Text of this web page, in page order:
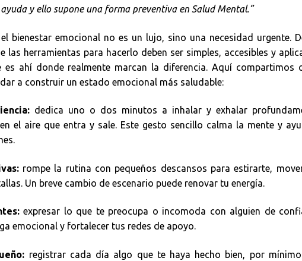
y ello supone una forma preventiva en Salud Mental.”
bienestar emocional no es un lujo, sino una necesidad urgente.
las herramientas para hacerlo deben ser simples, accesibles y
ahí donde realmente marcan la diferencia. Aquí compartimos
a construir un estado emocional más saludable:
dedica uno o dos minutos a inhalar y exhalar
el aire que entra y sale. Este gesto sencillo calma la mente y
rompe la rutina con pequeños descansos para estirarte,
Un breve cambio de escenario puede renovar tu energía.
expresar lo que te preocupa o incomoda con alguien de
emocional y fortalecer tus redes de apoyo.
registrar cada día algo que te haya hecho bien, por